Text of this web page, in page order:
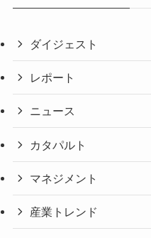
ダイジェスト
レポート
ニュース
カタパルト
マネジメント
産業トレンド